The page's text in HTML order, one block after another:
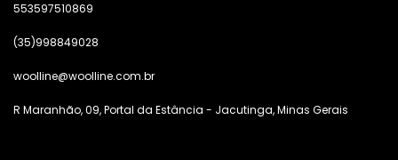
553597510869
(35)998849028
woolline@woolline.com.br
R Maranhão, 09, Portal da Estância - Jacutinga, Minas Gerais